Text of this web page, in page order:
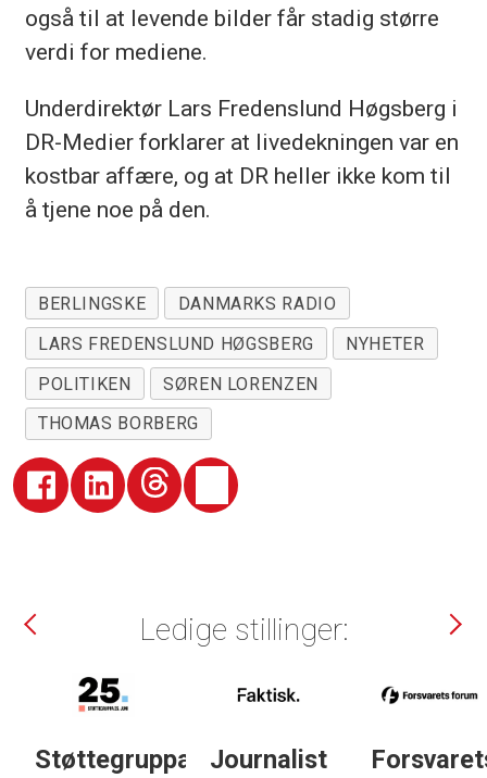
også til at levende bilder får stadig større
verdi for mediene.
Underdirektør Lars Fredenslund Høgsberg i
DR-Medier forklarer at livedekningen var en
kostbar affære, og at DR heller ikke kom til
å tjene noe på den.
BERLINGSKE
DANMARKS RADIO
LARS FREDENSLUND HØGSBERG
NYHETER
POLITIKEN
SØREN LORENZEN
THOMAS BORBERG
Ledige stillinger:
Støttegruppa
Journalist
Forsvarets